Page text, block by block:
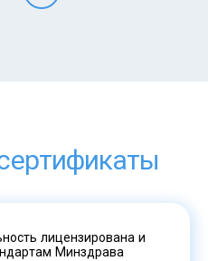
лицензирована и
Минздрава